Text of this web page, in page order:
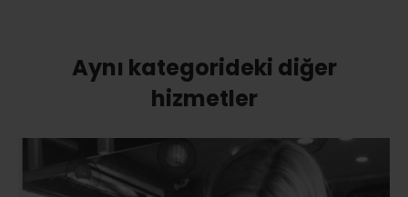
Aynı kategorideki diğer
hizmetler